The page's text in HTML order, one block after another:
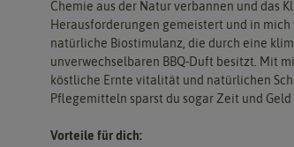
Chemie aus der Natur verbannen und das
Herausforderungen gemeistert und in
natürliche Biostimulanz, die durch eine
unverwechselbaren BBQ-Duft besitzt. Mit
köstliche Ernte vitalität und natürlichen
Pflegemitteln sparst du sogar Zeit und
Vorteile für dich: